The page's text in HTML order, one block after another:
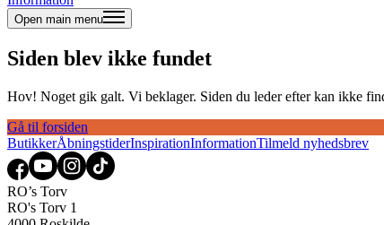
Open main menu
Siden blev ikke fundet
Hov! Noget gik galt. Vi beklager. Siden du leder efter kan ikke
Gå til forsiden
ButikkerÅbningstiderInspirationInformationTilmeld nyhedsbrev
RO’s Torv
RO's Torv 1